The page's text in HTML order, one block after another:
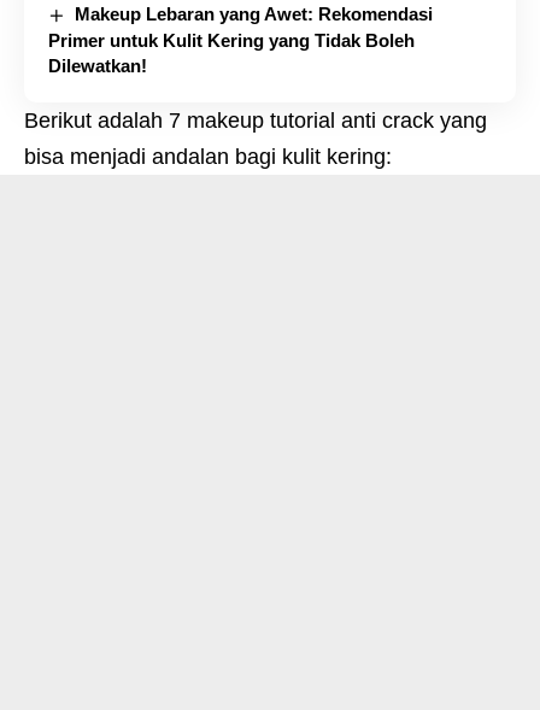
Makeup Lebaran yang Awet: Rekomendasi
Primer untuk Kulit Kering yang Tidak Boleh
Dilewatkan!
Berikut adalah 7 makeup tutorial anti crack yang
bisa menjadi andalan bagi kulit kering: